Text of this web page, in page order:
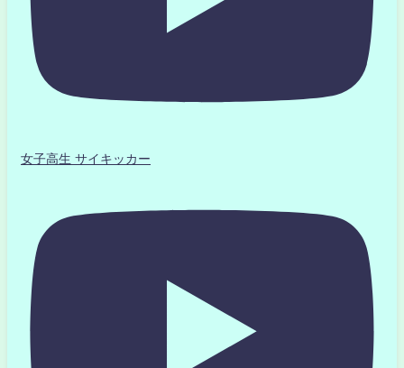
女子高生 サイキッカー